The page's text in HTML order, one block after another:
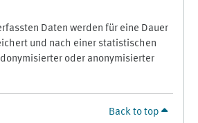
Daten werden für eine Dauer
und nach einer statistischen
oder anonymisierter
Back to top